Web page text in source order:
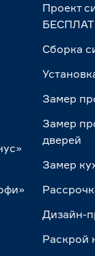
Проект
Сборка
Замер
Замер
дверей
Замер
Дизайн-
Раскрой